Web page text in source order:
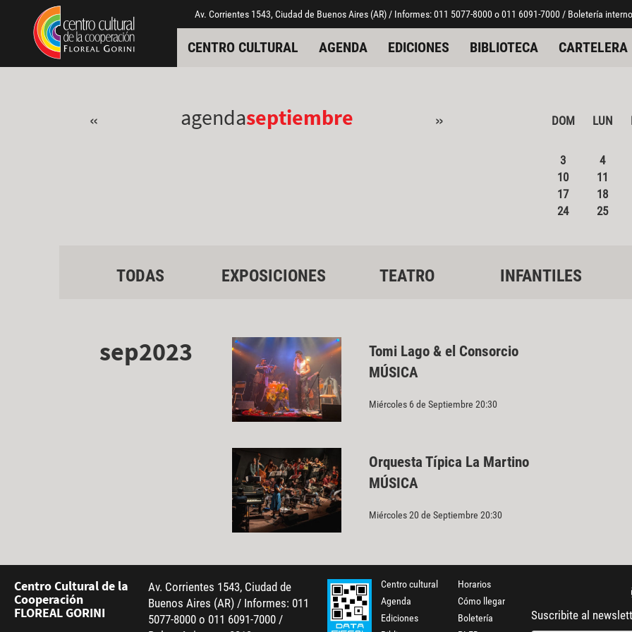
Pasar al contenido principal
Jump to main content Av. Corrientes 1543, Ciudad de Buenos Aires (AR) / Informes: 011 5077-8000 o 011 6091-7000 / Boletería
CENTRO CULTURAL AGENDA EDICIONES BIBLIOTECA CARTELERA
« agendaseptiembre » DOM LUN
3
4
10
11
17
18
24
25
TODAS EXPOSICIONES TEATRO INFANTILES
sep2023
Tomi Lago & el Consorcio
MÚSICA
Miércoles 6 de Septiembre 20:30
Orquesta Típica La Martino
MÚSICA
Miércoles 20 de Septiembre 20:30
Centro Cultural de la
Cooperación
FLOREAL GORINI
Av. Corrientes 1543, Ciudad de
Buenos Aires (AR) / Informes: 011
5077-8000 o 011 6091-7000 /
Centro cultural
Agenda
Ediciones
Horarios
Cómo llegar
Boletería
Suscribite al